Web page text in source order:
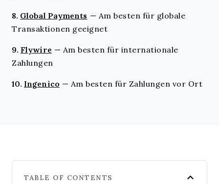
8. Global Payments — Am besten für globale
Transaktionen geeignet
9. Flywire — Am besten für internationale
Zahlungen
10. Ingenico — Am besten für Zahlungen vor Ort
TABLE OF CONTENTS